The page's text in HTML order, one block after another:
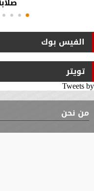
الفيس بوك
تويتر
Tweets by
من نحن